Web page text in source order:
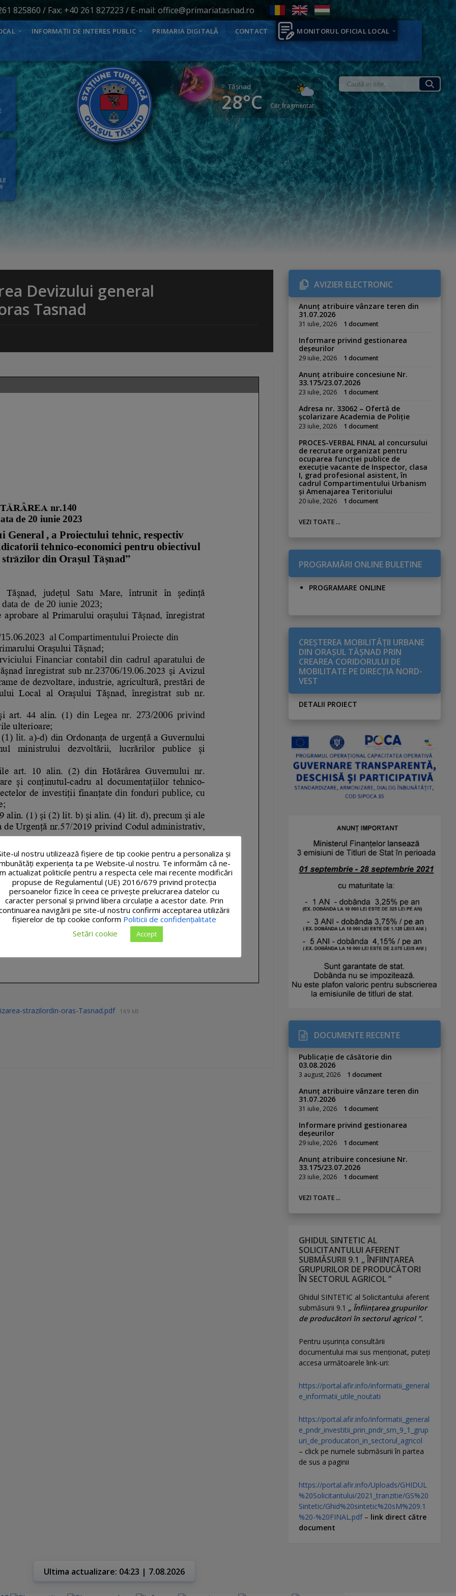
825860 / Fax: +40 261 827223 / E-mail: office@primariatasnad.ro
INFORMAȚII DE INTERES PUBLIC PRIMARIA DIGITALĂ CONTACT MONITORUL OFICIAL LOCAL
Tăşnad
28°C Cer fragmentat
Devizului general
Tasnad
strazilordin-oras-Tasnad.pdf 169 kB
AVIZIER ELECTRONIC
Anunț atribuire vânzare teren din
31.07.2026
31 iulie, 2026 1 document
Informare privind gestionarea
deșeurilor
29 iulie, 2026 1 document
Anunț atribuire concesiune Nr.
33.175/23.07.2026
23 iulie, 2026 1 document
Adresa nr. 33062 – Ofertă de
școlarizare Academia de Poliție
23 iulie, 2026 1 document
PROCES-VERBAL FINAL al concursului
de recrutare organizat pentru
ocuparea funcției publice de
execuție vacante de Inspector, clasa
I, grad profesional asistent, în
cadrul Compartimentului Urbanism
și Amenajarea Teritoriului
20 iulie, 2026 1 document
VEZI TOATE ...
PROGRAMĂRI ONLINE BULETINE
PROGRAMARE ONLINE
CREŞTEREA MOBILITĂŢII URBANE
DIN ORAŞUL TĂŞNAD PRIN
CREAREA CORIDORULUI DE
MOBILITATE PE DIRECŢIA NORD-
VEST
DETALII PROIECT
DOCUMENTE RECENTE
Publicație de căsătorie din
03.08.2026
3 august, 2026 1 document
Anunț atribuire vânzare teren din
31.07.2026
31 iulie, 2026 1 document
Informare privind gestionarea
deșeurilor
29 iulie, 2026 1 document
Anunț atribuire concesiune Nr.
33.175/23.07.2026
23 iulie, 2026 1 document
VEZI TOATE ...
GHIDUL SINTETIC AL
SOLICITANTULUI AFERENT
SUBMĂSURII 9.1 „ ÎNFIINȚAREA
GRUPURILOR DE PRODUCĂTORI
ÎN SECTORUL AGRICOL ”
Ghidul SINTETIC al Solicitantului aferent
submăsurii 9.1 „ Înființarea grupurilor
de producători în sectorul agricol ”.
Pentru uşurinţa consultării
documentului mai sus menţionat, puteţi
accesa următoarele link-uri:
https://portal.afir.info/informatii_general
e_informatii_utile_noutati
https://portal.afir.info/informatii_general
e_pndr_investitii_prin_pndr_sm_9_1_grup
uri_de_producatori_in_sectorul_agricol
– click pe numele submăsurii în partea
de sus a paginii
https://portal.afir.info/Uploads/GHIDUL
%20Solicitantului/2021_tranzitie/GS%20
Sintetic/Ghid%20sintetic%20sM%209.1
%20-%20FINAL.pdf– link direct către
document
Ultima actualizare: 04:23 | 7.08.2026
ul nostru utilizează fişiere de tip cookie pentru a personaliza și
experiența ta pe Website-ul nostru. Te informăm că ne-
actualizat politicile pentru a respecta cele mai recente modificări
propuse de Regulamentul (UE) 2016/679 privind protecția
persoanelor fizice în ceea ce privește prelucrarea datelor cu
caracter personal și privind libera circulație a acestor date. Prin
navigării pe site-ul nostru confirmi acceptarea utilizării
fişierelor de tip cookie conform Politicii de confidențialitate
Setări cookie
Accept